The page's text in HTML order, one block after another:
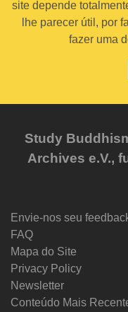
site depende
lhe parecer útil, por
fazer uma
Study
Archives e.V.,
Envie-nos seu
FAQ
Mapa do Site
Privacy Policy
Newsletter
Conteúdo Mais